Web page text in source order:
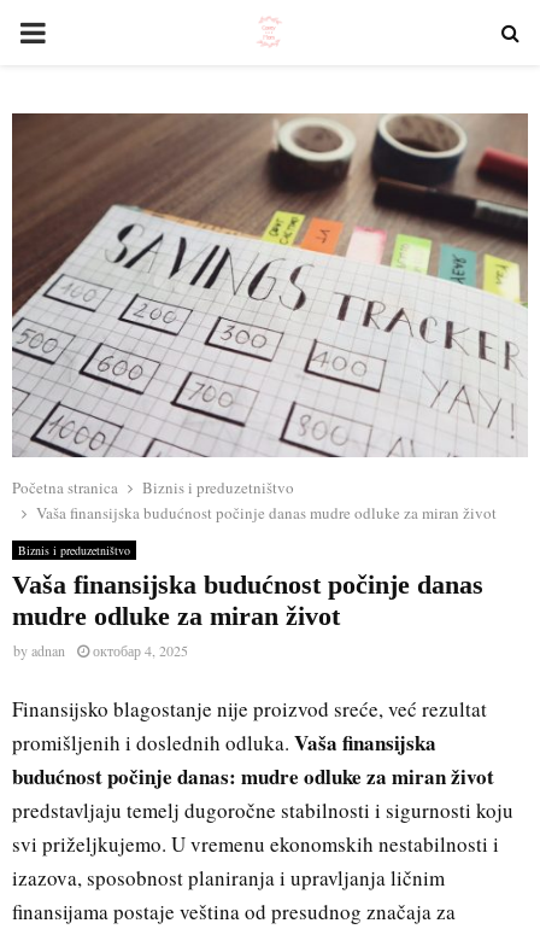
PRIMARY
Početna stranica
Biznis i preduzetništvo
Vaša finansijska budućnost počinje danas mudre odluke za miran život
Biznis i preduzetništvo
Vaša finansijska budućnost počinje danas
mudre odluke za miran život
byadnan октобар 4, 2025
Finansijsko blagostanje nije proizvod sreće, već rezultat
promišljenih i doslednih odluka. Vaša finansijska
budućnost počinje danas: mudre odluke za miran život
predstavljaju temelj dugoročne stabilnosti i sigurnosti koju
svi priželjkujemo. U vremenu ekonomskih nestabilnosti i
izazova, sposobnost planiranja i upravljanja ličnim
finansijama postaje veština od presudnog značaja za